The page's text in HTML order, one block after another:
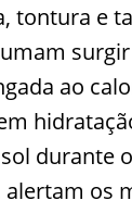
tontura e
ao
durante
alertam os